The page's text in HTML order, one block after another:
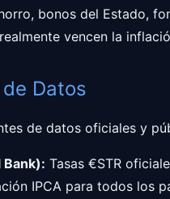
bonos del Estado,
vencen la
Datos
de datos oficiales y
Bank): Tasas €STR
IPCA para todos los